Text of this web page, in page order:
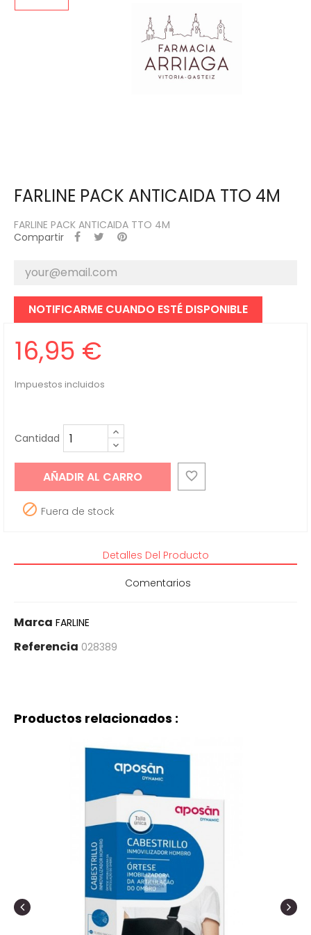
FARLINE PACK ANTICAIDA TTO 4M
FARLINE PACK ANTICAIDA TTO 4M
Compartir
NOTIFICARME CUANDO ESTÉ DISPONIBLE
16,95 €
Impuestos incluidos
Cantidad
AÑADIR AL CARRO 
 Fuera de stock
Detalles Del Producto
Comentarios
Marca FARLINE
Referencia 028389
Productos relacionados :